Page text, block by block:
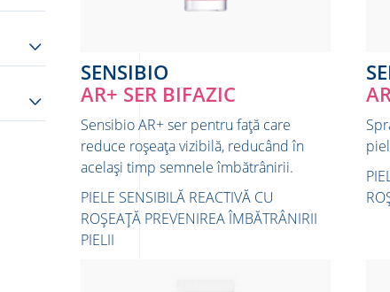
SENSIBIO
AR+ SER BIFAZIC
Sensibio AR+ ser pentru față care
reduce roșeața vizibilă, reducând în
același timp semnele îmbătrânirii.
PIELE SENSIBILĂ REACTIVĂ CU
ROȘEAȚĂ PREVENIREA ÎMBĂTRÂNIRII
PIELII